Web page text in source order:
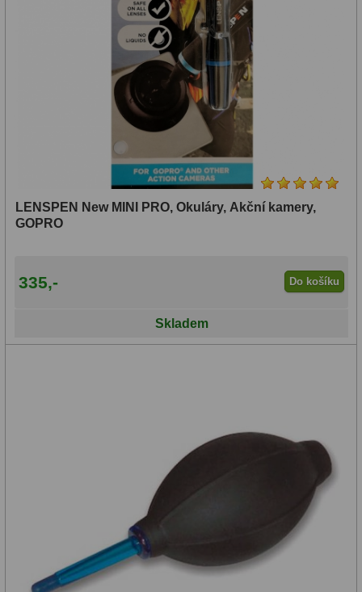
LENSPEN New MINI PRO, Okuláry, Akční kamery,
GOPRO
335,- Do košíku
Skladem